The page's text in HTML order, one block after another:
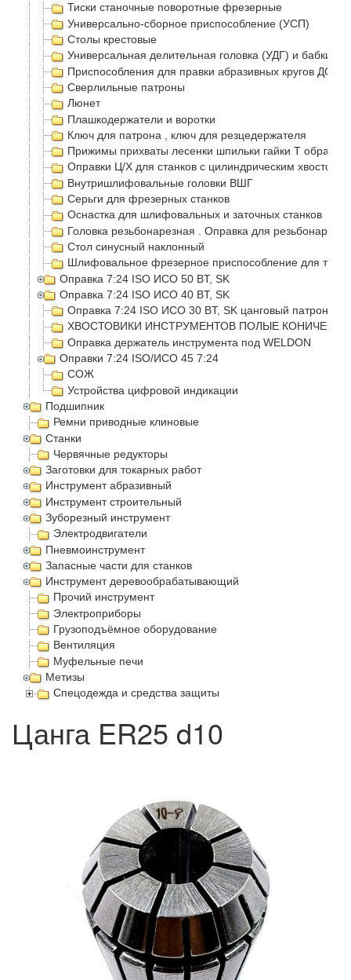
Тиски станочные поворотные фрезерные
Универсально-сборное приспособление (УСП)
Столы крестовые
Универсальная делительная головка (УДГ) и бабки
Приспособления для правки абразивных кругов ДО-
Сверлильные патроны
Люнет
Плашкодержатели и воротки
Ключ для патрона , ключ для резцедержателя
Прижимы прихваты лесенки шпильки гайки Т
Оправки Ц/Х для станков с цилиндрическим
Внутришлифовальные головки ВШГ
Серьги для фрезерных станков
Оснастка для шлифовальных и заточных станков
Головка резьбонарезная . Оправка для
Стол синусный наклонный
Шлифовальное фрезерное приспособление для
Оправка 7:24 ISO ИСО 50 BT, SK
Оправка 7:24 ISO ИСО 40 BT, SK
Оправка 7:24 ISO ИСО 30 BT, SK цанговый патрон
ХВОСТОВИКИ ИНСТРУМЕНТОВ ПОЛЫЕ
Оправка держатель инструмента под WELDON
Оправки 7:24 ISO/ИСО 45 7:24
СОЖ
Устройства цифровой индикации
Подшипник
Ремни приводные клиновые
Станки
Червячные редукторы
Заготовки для токарных работ
Инструмент абразивный
Инструмент строительный
Зуборезный инструмент
Электродвигатели
Пневмоинструмент
Запасные части для станков
Инструмент деревообрабатывающий
Прочий инструмент
Электроприборы
Грузоподъёмное оборудование
Вентиляция
Муфельные печи
Метизы
Спецодежда и средства защиты
Цанга ER25 d10